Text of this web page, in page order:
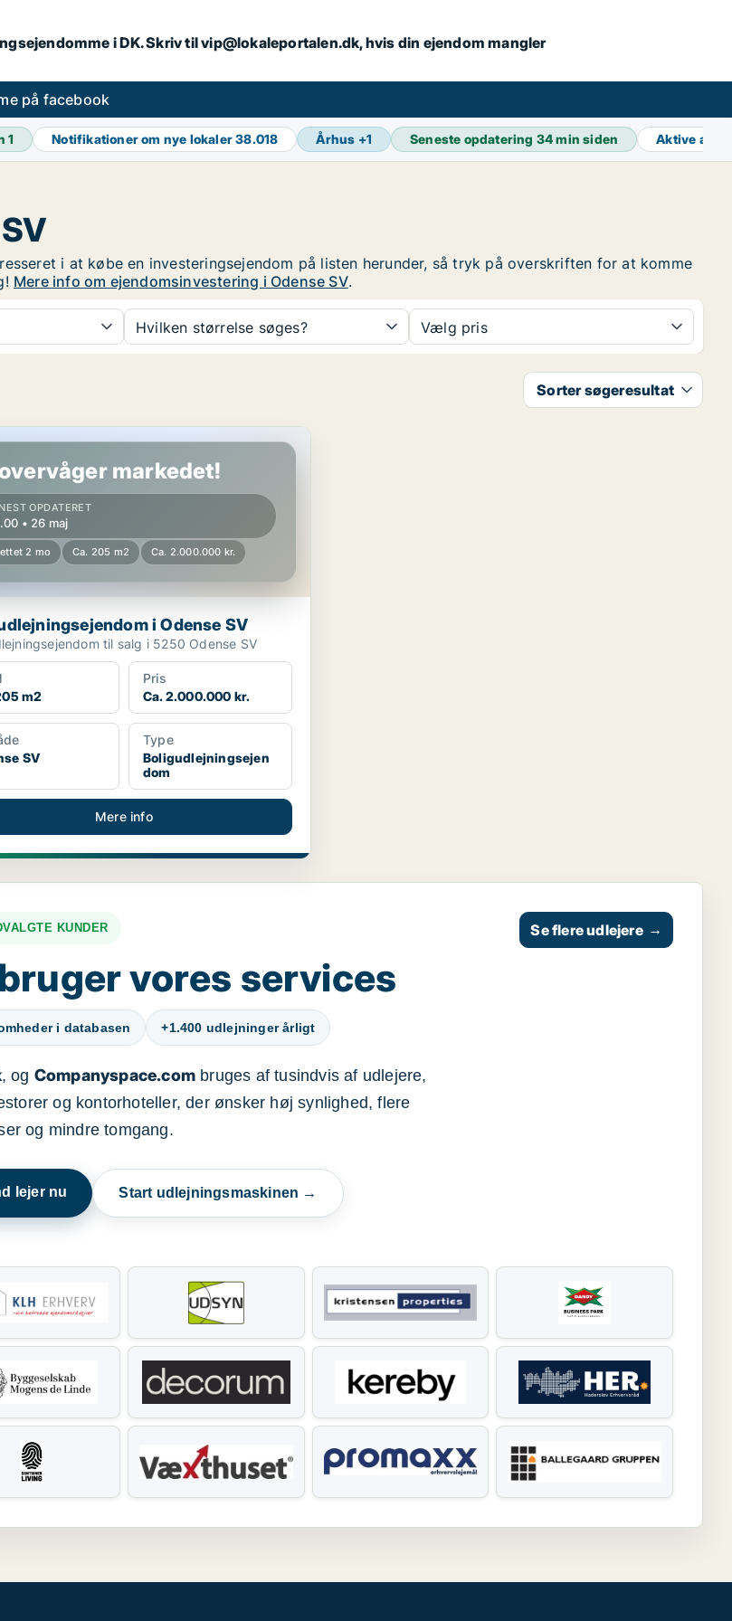
i DK. Skriv til vip@lokaleportalen.dk, hvis din ejendom mangler
på facebook
1 Notifikationer om nye lokaler38.018 Århus +1 Seneste opdatering 34 min siden Aktive
i at købe en investeringsejendom på listen herunder, så tryk på overskriften for at komme
Mere info om ejendomsinvestering i Odense SV.
Hvilken størrelse søges? Vælg pris
Sorter søgeresultat
i Odense SV
markedet!
OPDATERET
• 26 maj
2 mo Ca. 205 m2 Ca. 2.000.000 kr.
i Odense SV
til salg i 5250 Odense SV
m2
Pris
Ca. 2.000.000 kr.
SV
Type
Boligudlejningsejen
dom
Mere info
KUNDER
vores services
i databasen +1.400 udlejninger årligt
, og Companyspace.combruges af tusindvis af udlejere,
og kontorhoteller, der ønsker høj synlighed, flere
og mindre tomgang.
lejer nu Start udlejningsmaskinen →
Se flere udlejere →